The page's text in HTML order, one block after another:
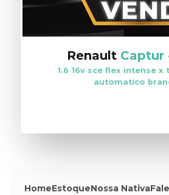
Renault Captur
1.6 16v sce flex intense x
automatico
HomeEstoqueNossa Nativa